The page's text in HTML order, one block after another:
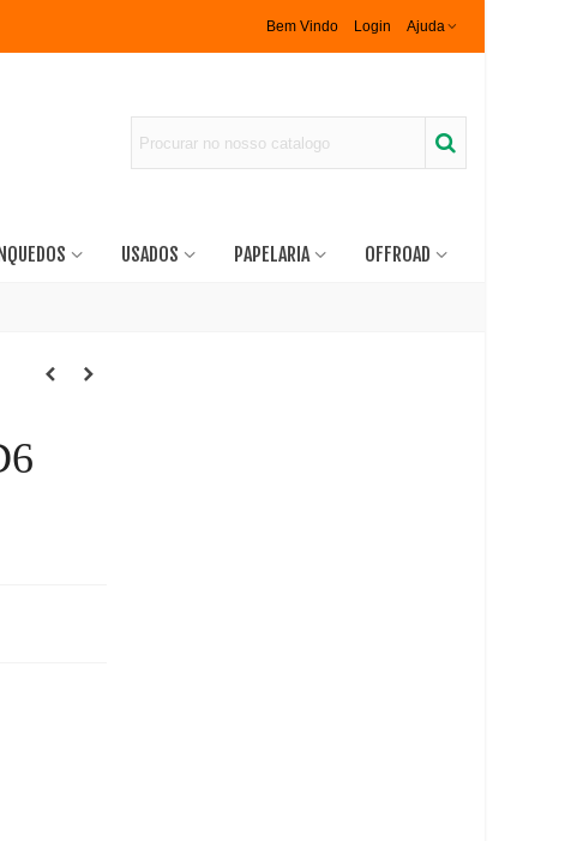
Bem Vindo Login Ajuda
USADOS PAPELARIA OFFROAD